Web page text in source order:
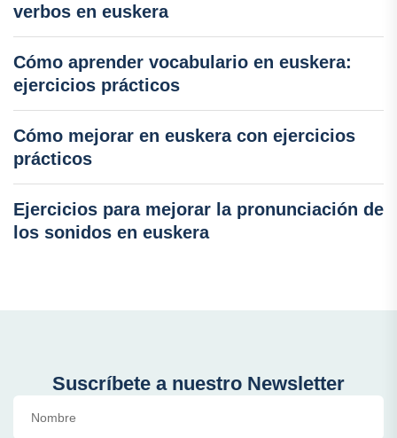
verbos en euskera
Cómo aprender vocabulario en euskera:
ejercicios prácticos
Cómo mejorar en euskera con ejercicios
prácticos
Ejercicios para mejorar la pronunciación de
los sonidos en euskera
Suscríbete a nuestro Newsletter